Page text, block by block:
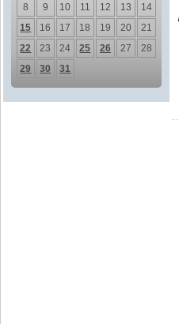
8
9 10 11 12 13
14
15
16 17 18 19 20
21
22
23 24 25 26 27
28
29
30 31